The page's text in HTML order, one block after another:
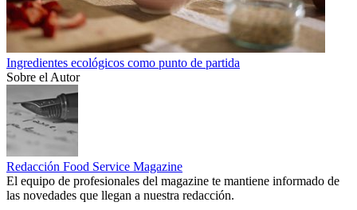
Ingredientes ecológicos como punto de partida
Sobre el Autor
Redacción Food Service Magazine
El equipo de profesionales del magazine te mantiene informado de
las novedades que llegan a nuestra redacción.